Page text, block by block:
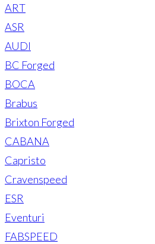
ART
ASR
AUDI
BC Forged
BOCA
Brabus
Brixton Forged
CABANA
Capristo
Cravenspeed
ESR
Eventuri
FABSPEED